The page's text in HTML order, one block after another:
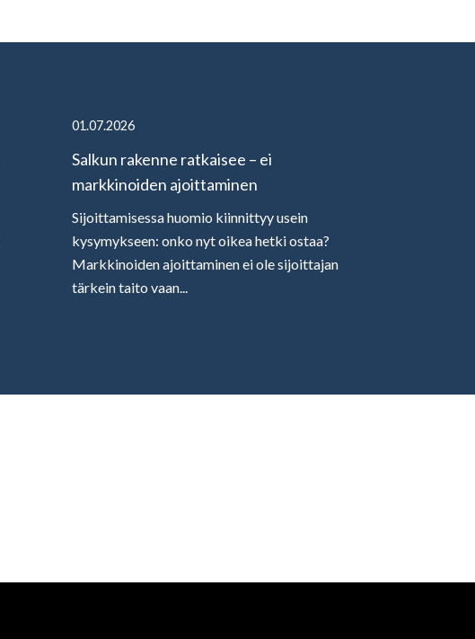
01.07.2026
Salkun rakenne ratkaisee – ei
markkinoiden ajoittaminen
Sijoittamisessa huomio kiinnittyy usein
kysymykseen: onko nyt oikea hetki ostaa?
Markkinoiden ajoittaminen ei ole sijoittajan
tärkein taito vaan...